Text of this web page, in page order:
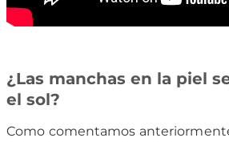
¿Las manchas en la piel
el sol?
Como comentamos